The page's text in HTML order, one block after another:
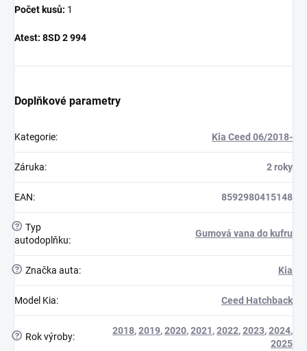
Počet kusů: 1
Atest: 8SD 2 994
Doplňkové parametry
Kategorie: Kia Ceed 06/2018-
Záruka: 2 roky
EAN: 8592980415148
? Typ
autodoplňku:
Gumová vana do kufru
? Značka auta: Kia
Model Kia: Ceed Hatchback
? Rok výroby:
2018,2019,2020,2021,2022,2023,2024,
2025